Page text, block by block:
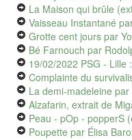
La Maison qui brûle
Vaisseau Instantané
Grotte cent jours par
Bé Farnouch par
19/02/2022 PSG - Lille
Complainte du
La demi-madeleine par
Alzafarin, extrait de
Peau - pOp - popperS
Poupette par Élisa